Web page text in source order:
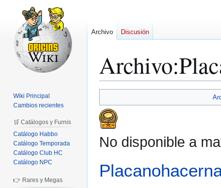
Archivo:
a
la
navegación
a
la
búsqueda
No disponible a
Archivo Discusión
Wiki Principal
Cambios recientes
🛒 Catálogos y Furnis
Catálogo Habbo
Catálogo Temporada
Catálogo Club HC
Catálogo NPC
👉 Rares y Megas